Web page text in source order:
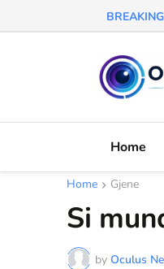
BREAKING
Home
Home Gjene
Si
by Oculus